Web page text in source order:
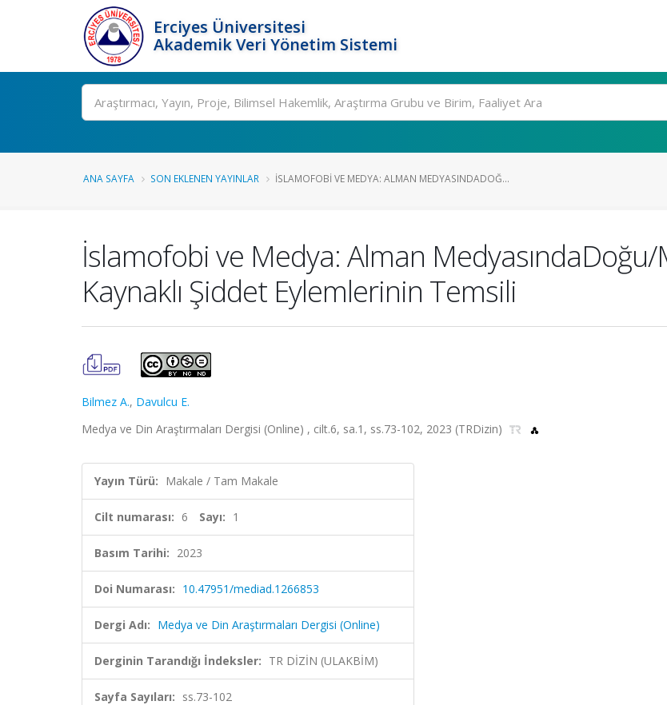
Erciyes Üniversitesi
Akademik Veri Yönetim Sistemi
Ara
ANA SAYFA SON EKLENEN YAYINLAR İSLAMOFOBI VE MEDYA: ALMAN MEDYASINDADOĞ...
İslamofobi ve Medya: Alman
Kaynaklı Şiddet Eylemlerinin Temsili
Bilmez A., Davulcu E.
Medya ve Din Araştırmaları Dergisi (Online) , cilt.6, sa.1, ss.73-102, 2023 (TRDizin)
Yayın Türü: Makale / Tam Makale
Cilt numarası: 6 Sayı: 1
Basım Tarihi: 2023
Doi Numarası: 10.47951/mediad.1266853
Dergi Adı: Medya ve Din Araştırmaları Dergisi (Online)
Derginin Tarandığı İndeksler: TR DİZİN (ULAKBİM)
Sayfa Sayıları: ss.73-102